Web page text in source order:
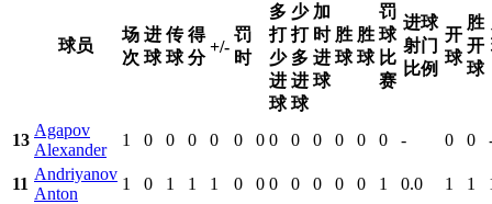
球员
场
次
进
球
传
球
得
分
+/-
罚
时
多
打
少
进
球
少
打
多
进
球
加
时
进
球
胜
球
胜
球
罚
球
比
赛
进球
射门
比例
开
球
胜
开
球
13
Agapov
Alexander
1 0 0 0 0 0 0 0 0 0 0 0 0 - 0 0
11
Andriyanov
Anton
1 0 1 1 1 0 0 0 0 0 0 0 1 0.0 1 1